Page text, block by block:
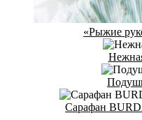
«Рыжие
Сарафан